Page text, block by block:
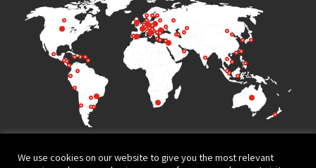
We use cookies on our website to give you the most relevant